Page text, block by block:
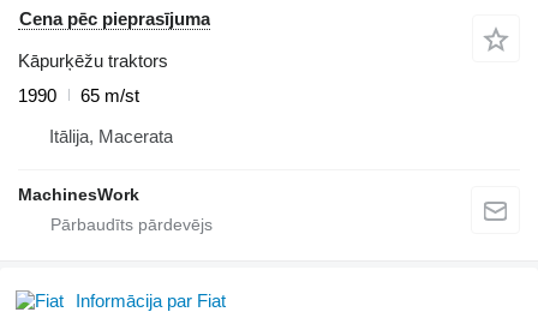
Cena pēc pieprasījuma
Kāpurķēžu traktors
1990
65 m/st
Itālija, Macerata
MachinesWork
Informācija par Fiat